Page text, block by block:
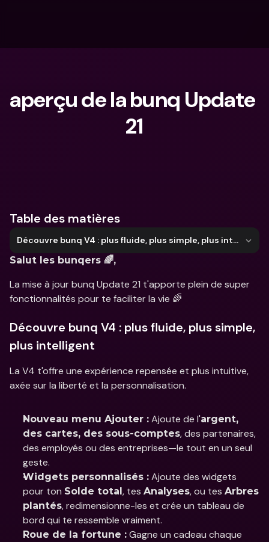
aperçu de la bunq Update
21
Table des matières
Découvre bunq V4 : plus fluide, plus simple, plus intelligent
Salut les bunqers 🌈,
La mise à jour bunq Update 21 t'apporte plein de super
fonctionnalités pour te faciliter la vie 🌈
Découvre bunq V4 : plus fluide, plus simple,
plus intelligent
La V4 t'offre une expérience repensée et plus intuitive,
axée sur la liberté et la personnalisation.
Nouveau menu Ajouter : Ajoute de l'argent,
des cartes, des sous-comptes, des partenaires,
des employés ou des entreprises—le tout en un seul
geste.
Widgets personnalisés : Ajoute des widgets
pour ton Solde total, tes Analyses, ou tes Arbres
plantés, redimensionne-les et crée un tableau de
bord qui te ressemble vraiment.
Roue de la fortune : Gagne un cadeau chaque